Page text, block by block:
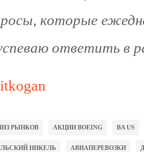
которые
ответить в
РЫНКОВ АКЦИИ BOEING BA US
НИКЕЛЬ АВИАПЕРЕВОЗКИ